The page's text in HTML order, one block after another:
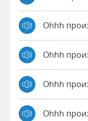
Ohhh
Ohhh
Ohhh
Ohhh